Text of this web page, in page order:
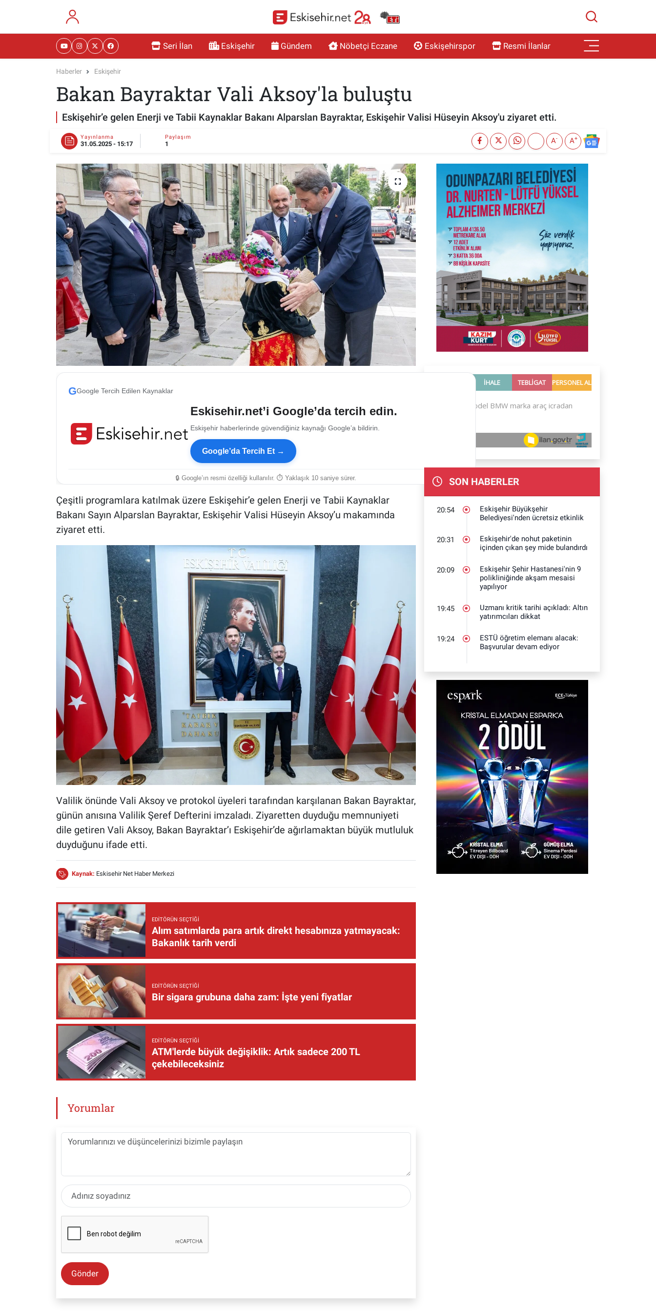
Seri İlan Eskişehir Gündem Nöbetçi Eczane Eskişehirspor Resmi İlanlar
Haberler Eskişehir
Bakan Bayraktar Vali Aksoy'la buluştu
Eskişehir’e gelen Enerji ve Tabii Kaynaklar Bakanı Alparslan Bayraktar, Eskişehir Valisi Hüseyin Aksoy'u ziyaret etti.
Yayınlanma
31.05.2025 - 15:17
Paylaşım
1 A- A+
GGoogle Tercih Edilen Kaynaklar
Eskisehir.net’i Google’da tercih edin.
Eskişehir haberlerinde güvendiğiniz kaynağı Google’a bildirin.
Google’da Tercih Et →
🔒 Google’ın resmi özelliği kullanılır. ⏱ Yaklaşık 10 saniye sürer.
Çeşitli programlara katılmak üzere Eskişehir’e gelen Enerji ve Tabii Kaynaklar
Bakanı Sayın Alparslan Bayraktar, Eskişehir Valisi Hüseyin Aksoy’u makamında
ziyaret etti.
Valilik önünde Vali Aksoy ve protokol üyeleri tarafından karşılanan Bakan Bayraktar,
günün anısına Valilik Şeref Defterini imzaladı. Ziyaretten duyduğu memnuniyeti
dile getiren Vali Aksoy, Bakan Bayraktar’ı Eskişehir’de ağırlamaktan büyük mutluluk
duyduğunu ifade etti.
Kaynak: Eskisehir Net Haber Merkezi
EDITÖRÜN SEÇTIĞI
Alım satımlarda para artık direkt hesabınıza yatmayacak:
Bakanlık tarih verdi
EDITÖRÜN SEÇTIĞI
Bir sigara grubuna daha zam: İşte yeni fiyatlar
EDITÖRÜN SEÇTIĞI
ATM'lerde büyük değişiklik: Artık sadece 200 TL
çekebileceksiniz
Yorumlar
Gönder
SON HABERLER
20:54
Eskişehir Büyükşehir
Belediyesi'nden ücretsiz etkinlik
20:31
Eskişehir'de nohut paketinin
içinden çıkan şey mide bulandırdı
20:09
Eskişehir Şehir Hastanesi'nin 9
polikliniğinde akşam mesaisi
yapılıyor
19:45
Uzmanı kritik tarihi açıkladı: Altın
yatırımcıları dikkat
19:24
ESTÜ öğretim elemanı alacak:
Başvurular devam ediyor
RESMİ İLANLAR
SAĞLIK
MAGAZİN
TEKNOLOJİ
ESKİŞEHİR NÖBETÇİ ECZANELER
Eskişehir Haber İçerikleri
Eskişehir Hava Durumu
Eskişehir Tramvay Saatleri
Eskişehir Otobüs Saatleri
Eskişehir Nöbetçi Eczaneler
Eskişehir Namaz Vakitleri
Eskişehir Trafik Yoğunluk Haritası
Süper Lig Puan Durumu ve Fikstür
Tüm Manşetler
Son Dakika Haberleri
Haber Arşivi